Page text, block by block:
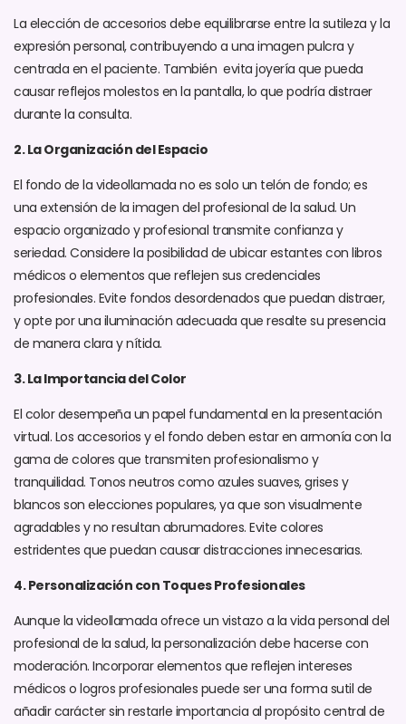
La elección de accesorios debe equilibrarse entre la sutileza y la
expresión personal, contribuyendo a una imagen pulcra y
centrada en el paciente. También evita joyería que pueda
causar reflejos molestos en la pantalla, lo que podría distraer
durante la consulta.
2. La Organización del Espacio
El fondo de la videollamada no es solo un telón de fondo; es
una extensión de la imagen del profesional de la salud. Un
espacio organizado y profesional transmite confianza y
seriedad. Considere la posibilidad de ubicar estantes con libros
médicos o elementos que reflejen sus credenciales
profesionales. Evite fondos desordenados que puedan distraer,
y opte por una iluminación adecuada que resalte su presencia
de manera clara y nítida.
3. La Importancia del Color
El color desempeña un papel fundamental en la presentación
virtual. Los accesorios y el fondo deben estar en armonía con la
gama de colores que transmiten profesionalismo y
tranquilidad. Tonos neutros como azules suaves, grises y
blancos son elecciones populares, ya que son visualmente
agradables y no resultan abrumadores. Evite colores
estridentes que puedan causar distracciones innecesarias.
4. Personalización con Toques Profesionales
Aunque la videollamada ofrece un vistazo a la vida personal del
profesional de la salud, la personalización debe hacerse con
moderación. Incorporar elementos que reflejen intereses
médicos o logros profesionales puede ser una forma sutil de
añadir carácter sin restarle importancia al propósito central de